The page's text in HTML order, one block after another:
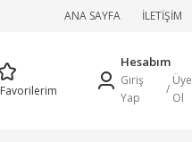
ANA SAYFA İLETİŞİM
Favorilerim
Hesabım
Giriş
Yap
/
Üye
Ol